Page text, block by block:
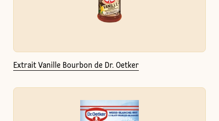
Extrait Vanille Bourbon de Dr. Oetker